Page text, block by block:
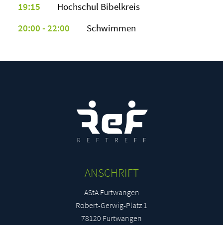
19:15
Hochschul Bibelkreis
20:00 - 22:00
Schwimmen
ANSCHRIFT
AStA Furtwangen
Robert-Gerwig-Platz 1
78120 Furtwangen